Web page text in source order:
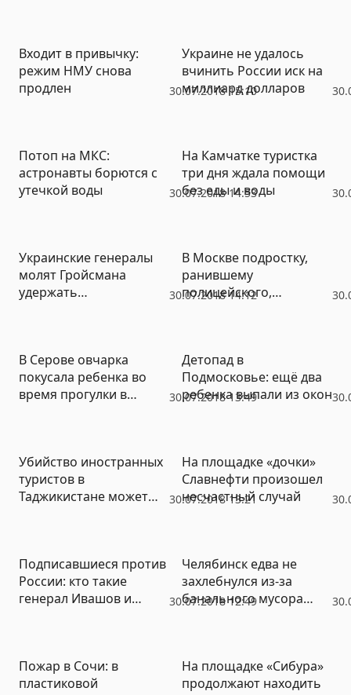
30.07.2018 15:10
Входит в привычку:
режим НМУ снова
продлен
Украине не удалось
вчинить России иск на
миллиард долларов
30.07.2018 14:53
Потоп на МКС:
астронавты борются с
утечкой воды
На Камчатке туристка
три дня ждала помощи
без еды и воды
30.07.2018 14:12
Украинские генералы
молят Гройсмана
удержать
В Москве подростку,
ранившему
полицейского,
30.07.2018 13:49
В Серове овчарка
покусала ребенка во
время прогулки в
Детопад в
Подмосковье: ещё два
ребенка выпали из окон
30.07.2018 13:21
Убийство иностранных
туристов в
Таджикистане может
На площадке «дочки»
Славнефти произошел
несчастный случай
30.07.2018 12:49
Подписавшиеся против
России: кто такие
генерал Ивашов и
Челябинск едва не
захлебнулся из-за
банального мусора
Пожар в Сочи: в
пластиковой
На площадке «Сибура»
продолжают находить